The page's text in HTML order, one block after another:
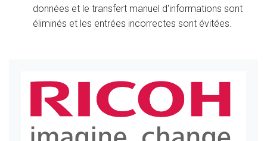
données et le transfert manuel d'informations sont
éliminés et les entrées incorrectes sont évitées.